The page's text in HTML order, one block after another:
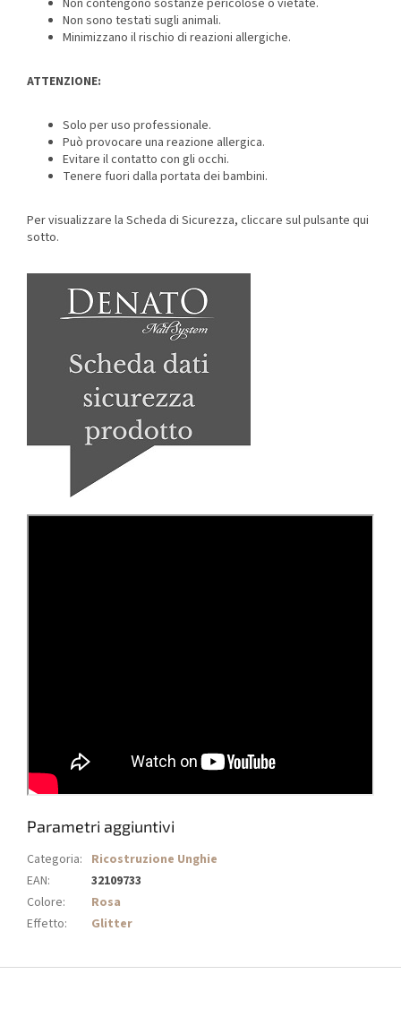
Non contengono sostanze pericolose o vietate.
Non sono testati sugli animali.
Minimizzano il rischio di reazioni allergiche.
ATTENZIONE:
Solo per uso professionale.
Può provocare una reazione allergica.
Evitare il contatto con gli occhi.
Tenere fuori dalla portata dei bambini.
Per visualizzare la Scheda di Sicurezza, cliccare sul pulsante qui
sotto.
Parametri aggiuntivi
Categoria: Ricostruzione Unghie
EAN:
32109733
Colore:
Rosa
Effetto: Glitter